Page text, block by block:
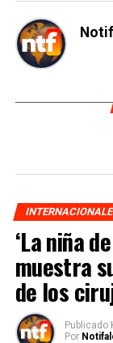
‘La niña
muestra
de los
Publicado
Por